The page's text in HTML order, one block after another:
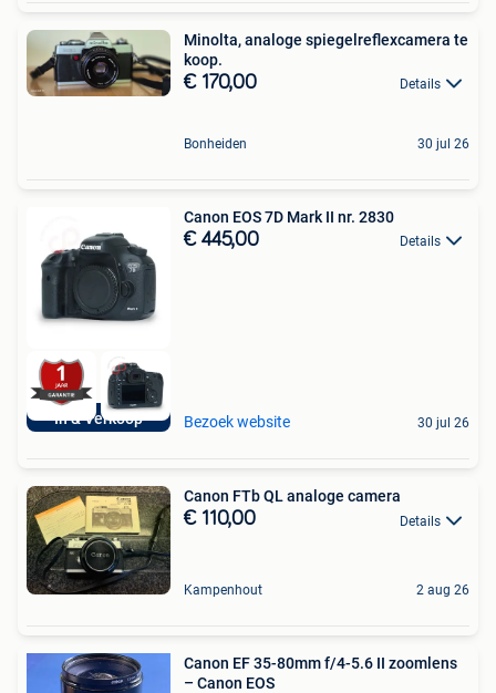
Minolta, analoge spiegelreflexcamera te
koop.
€ 170,00 Details
Bonheiden 30 jul 26
In & Verkoop
Canon EOS 7D Mark II nr. 2830
€ 445,00 Details
Bezoek website 30 jul 26
Canon FTb QL analoge camera
€ 110,00 Details
Kampenhout 2 aug 26
Canon EF 35-80mm f/4-5.6 II zoomlens
– Canon EOS